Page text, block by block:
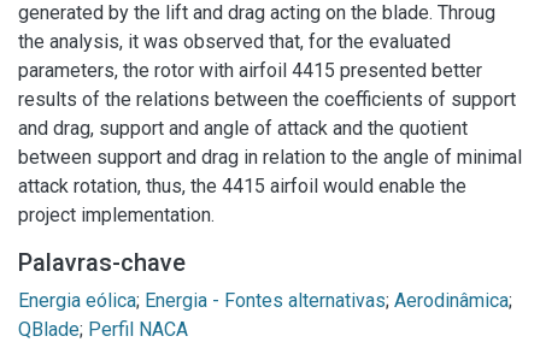
generated by the lift and drag acting on the blade. Throug
the analysis, it was observed that, for the evaluated
parameters, the rotor with airfoil 4415 presented better
results of the relations between the coefficients of support
and drag, support and angle of attack and the quotient
between support and drag in relation to the angle of minimal
attack rotation, thus, the 4415 airfoil would enable the
project implementation.
Palavras-chave
Energia eólica; Energia - Fontes alternativas; Aerodinâmica;
QBlade; Perfil NACA